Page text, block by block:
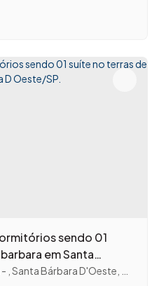
sendo 01
Santa Bárbara D'Oeste